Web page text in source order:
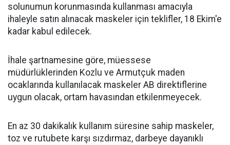
solunumun korunmasında kullanması amacıyla
ihaleyle satın alınacak maskeler için teklifler, 18 Ekim'e
kadar kabul edilecek.
İhale şartnamesine göre, müessese
müdürlüklerinden Kozlu ve Armutçuk maden
ocaklarında kullanılacak maskeler AB direktiflerine
uygun olacak, ortam havasından etkilenmeyecek.
En az 30 dakikalık kullanım süresine sahip maskeler,
toz ve rutubete karşı sızdırmaz, darbeye dayanıklı